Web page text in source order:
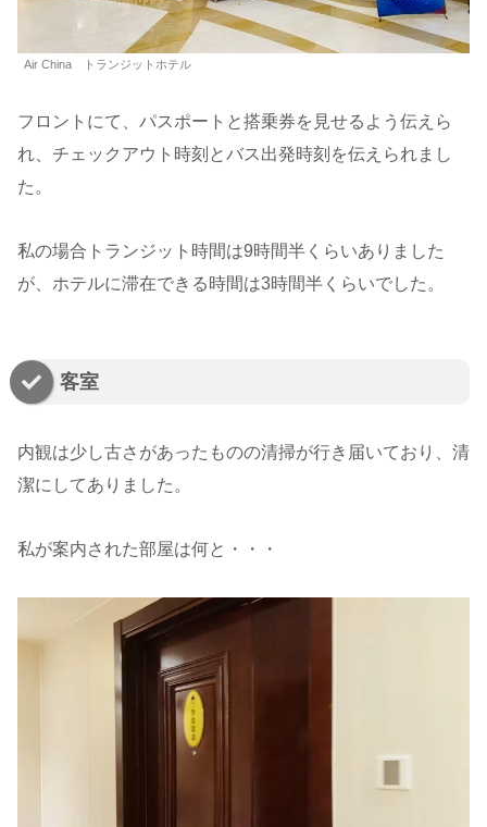
Air China トランジットホテル
フロントにて、パスポートと搭乗券を見せるよう伝えら
れ、チェックアウト時刻とバス出発時刻を伝えられまし
た。
私の場合トランジット時間は9時間半くらいありました
が、ホテルに滞在できる時間は3時間半くらいでした。
客室
内観は少し古さがあったものの清掃が行き届いており、清
潔にしてありました。
私が案内された部屋は何と・・・